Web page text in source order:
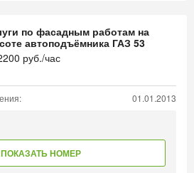
по фасадным работам на
автоподъёмника ГАЗ 53
руб./час
01.01.2013
ПОКАЗАТЬ НОМЕР